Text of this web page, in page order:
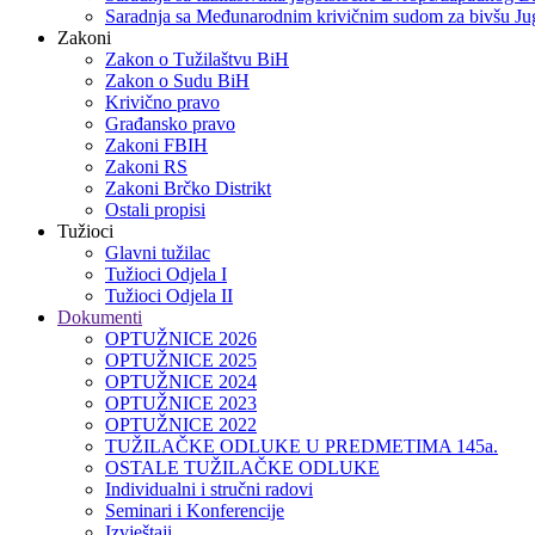
Saradnja sa Međunarodnim krivičnim sudom za bivšu
Zakoni
Zakon o Тužilaštvu BiH
Zakon o Sudu BiH
Krivično pravo
Građansko pravo
Zakoni FBIH
Zakoni RS
Zakoni Brčko Distrikt
Ostali propisi
Tužioci
Glavni tužilac
Tužioci Odjela I
Tužioci Odjela II
Dokumenti
OPTUŽNICE 2026
OPTUŽNICE 2025
OPTUŽNICE 2024
OPTUŽNICE 2023
OPTUŽNICE 2022
TUŽILAČKE ODLUKE U PREDMETIMA 145a.
OSTALE TUŽILAČKE ODLUKE
Individualni i stručni radovi
Seminari i Konferencije